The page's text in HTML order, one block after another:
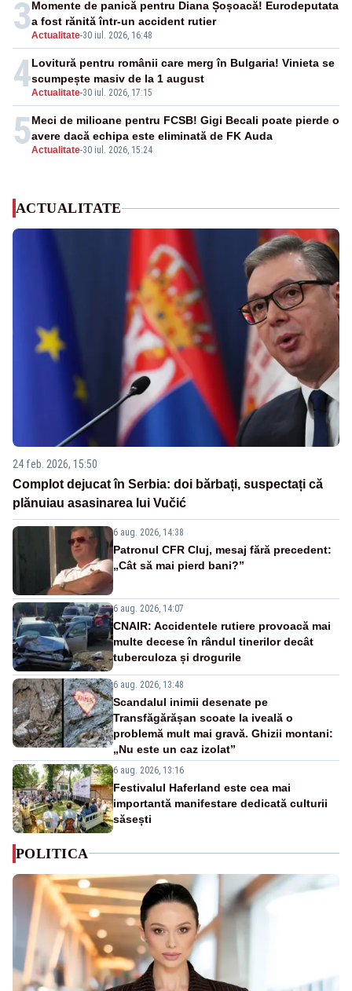
3Actualitate-30 iul. 2026, 16:48
Momente de panică pentru Diana Șoșoacă! Eurodeputata
a fost rănită într-un accident rutier
4Actualitate-30 iul. 2026, 17:15
Lovitură pentru românii care merg în Bulgaria! Vinieta se
scumpește masiv de la 1 august
5Actualitate-30 iul. 2026, 15:24
Meci de milioane pentru FCSB! Gigi Becali poate pierde o
avere dacă echipa este eliminată de FK Auda
ACTUALITATE
24 feb. 2026, 15:50
Complot dejucat în Serbia: doi bărbați, suspectați că
plănuiau asasinarea lui Vučić
6 aug. 2026, 14:38
Patronul CFR Cluj, mesaj fără precedent:
„Cât să mai pierd bani?”
6 aug. 2026, 14:07
CNAIR: Accidentele rutiere provoacă mai
multe decese în rândul tinerilor decât
tuberculoza și drogurile
6 aug. 2026, 13:48
Scandalul inimii desenate pe
Transfăgărășan scoate la iveală o
problemă mult mai gravă. Ghizii montani:
„Nu este un caz izolat”
6 aug. 2026, 13:16
Festivalul Haferland este cea mai
importantă manifestare dedicată culturii
săsești
POLITICA